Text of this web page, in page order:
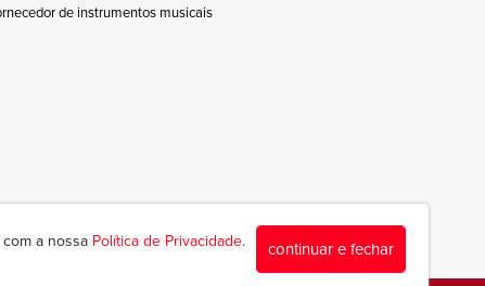
de instrumentos musicais
a nossa Política de Privacidade. continuar e fechar